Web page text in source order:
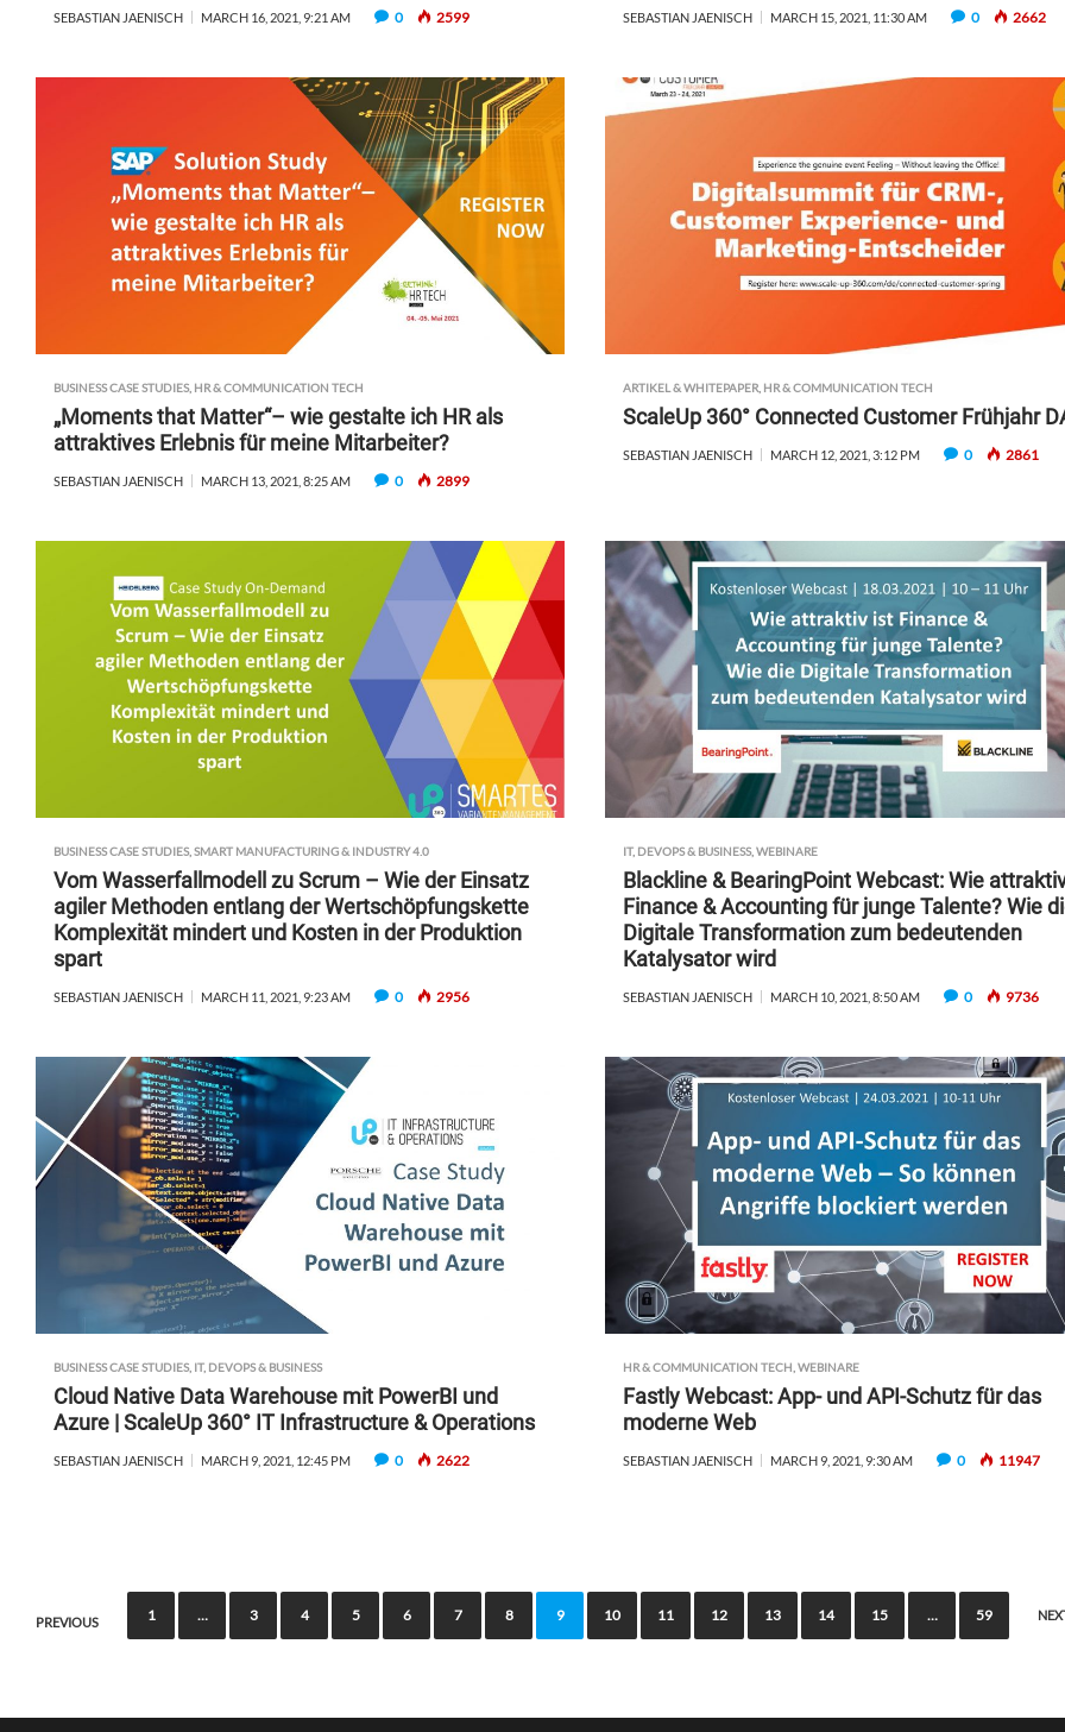
SEBASTIAN JAENISCH MARCH 16, 2021, 9:21 AM 0 2599 SEBASTIAN JAENISCH MARCH 15, 2021, 11:30 AM 0 2662
BUSINESS CASE STUDIES, HR & COMMUNICATION TECH
„Moments that Matter“– wie gestalte ich HR als
attraktives Erlebnis für meine Mitarbeiter?
SEBASTIAN JAENISCH MARCH 13, 2021, 8:25 AM 0 2899
ARTIKEL & WHITEPAPER, HR & COMMUNICATION TECH
ScaleUp 360° Connected Customer Frühjahr
SEBASTIAN JAENISCH MARCH 12, 2021, 3:12 PM 0 2861
BUSINESS CASE STUDIES, SMART MANUFACTURING & INDUSTRY 4.0
Vom Wasserfallmodell zu Scrum – Wie der Einsatz
agiler Methoden entlang der Wertschöpfungskette
Komplexität mindert und Kosten in der Produktion
spart
SEBASTIAN JAENISCH MARCH 11, 2021, 9:23 AM 0 2956
IT, DEVOPS & BUSINESS, WEBINARE
Blackline & BearingPoint Webcast: Wie
Finance & Accounting für junge Talente? Wie
Digitale Transformation zum bedeutenden
Katalysator wird
SEBASTIAN JAENISCH MARCH 10, 2021, 8:50 AM 0 9736
BUSINESS CASE STUDIES, IT, DEVOPS & BUSINESS
Cloud Native Data Warehouse mit PowerBI und
Azure | ScaleUp 360° IT Infrastructure & Operations
SEBASTIAN JAENISCH MARCH 9, 2021, 12:45 PM 0 2622
HR & COMMUNICATION TECH,WEBINARE
Fastly Webcast: App- und API-Schutz für das
moderne Web
SEBASTIAN JAENISCH MARCH 9, 2021, 9:30 AM 0 11947
P
t
PREVIOUS 1 … 3 4 5 6 7 8 9 10 11 12 13 14 15 … 59